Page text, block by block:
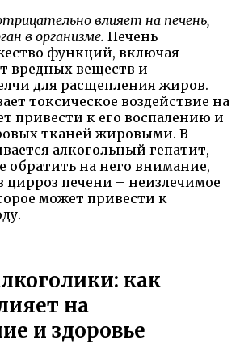
влияет на печень,
в организме. Печень
функций, включая
вредных веществ и
для расщепления жиров.
токсическое воздействие на
привести к его воспалению и
тканей жировыми. В
алкогольный гепатит,
обратить на него внимание,
цирроз печени – неизлечимое
может привести к
как
на
и здоровье